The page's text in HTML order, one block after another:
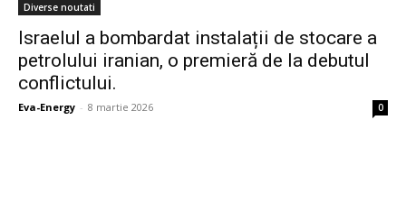
Diverse noutati
Israelul a bombardat instalații de stocare a
petrolului iranian, o premieră de la debutul
conflictului.
Eva-Energy - 8 martie 2026 0